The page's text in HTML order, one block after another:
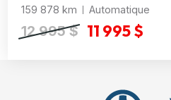
159 878 km Automatique
12 995 $ 11 995 $